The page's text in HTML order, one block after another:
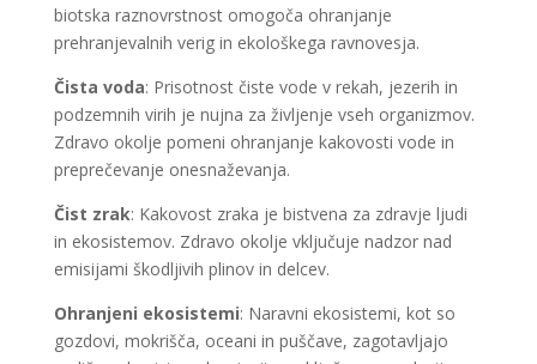
biotska raznovrstnost omogoča ohranjanje
prehranjevalnih verig in ekološkega ravnovesja.
Čista voda: Prisotnost čiste vode v rekah, jezerih in
podzemnih virih je nujna za življenje vseh organizmov.
Zdravo okolje pomeni ohranjanje kakovosti vode in
preprečevanje onesnaževanja.
Čist zrak: Kakovost zraka je bistvena za zdravje ljudi
in ekosistemov. Zdravo okolje vključuje nadzor nad
emisijami škodljivih plinov in delcev.
Ohranjeni ekosistemi: Naravni ekosistemi, kot so
gozdovi, mokrišča, oceani in puščave, zagotavljajo